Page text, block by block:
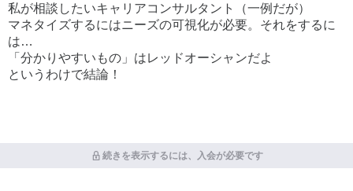
私が相談したいキャリアコンサルタント（一例だが）
マネタイズするにはニーズの可視化が必要。それをするに
は…
「分かりやすいもの」はレッドオーシャンだよ
というわけで結論！
続きを表示するには、入会が必要です